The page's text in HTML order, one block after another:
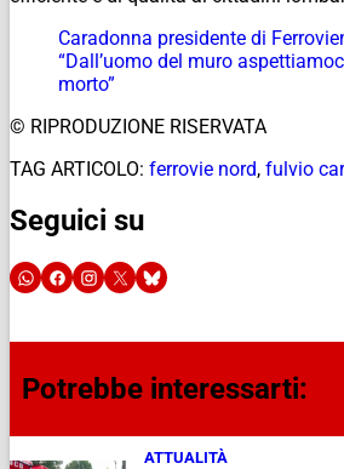
Caradonna presidente di
“Dall’uomo del muro
morto”
© RIPRODUZIONE RISERVATA
TAG ARTICOLO: ferrovie nord, fulvio
Seguici su
Potrebbe interessarti:
ATTUALITÀ